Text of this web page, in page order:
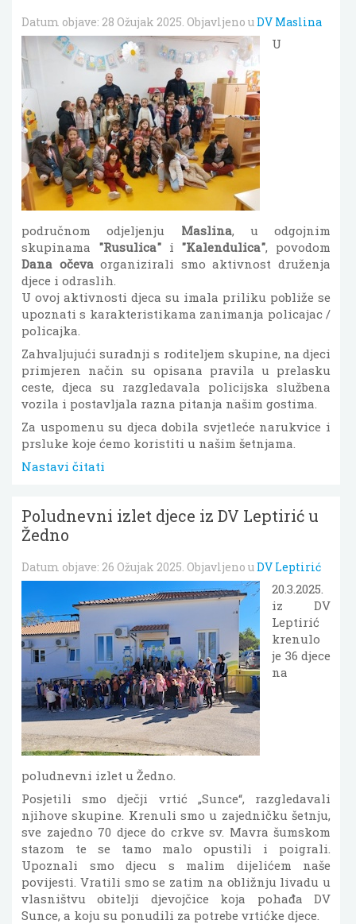
Datum objave: 28 Ožujak 2025. Objavljeno uDV Maslina
U
područnom odjeljenju Maslina, u odgojnim
skupinama "Rusulica"i "Kalendulica", povodom
Dana očevaorganizirali smo aktivnost druženja
djece i odraslih.
U ovoj aktivnosti djeca su imala priliku pobliže se
upoznati s karakteristikama zanimanja policajac /
policajka.
Zahvaljujući suradnji s roditeljem skupine, na djeci
primjeren način su opisana pravila u prelasku
ceste, djeca su razgledavala policijska službena
vozila i postavljala razna pitanja našim gostima.
Za uspomenu su djeca dobila svjetleće narukvice i
prsluke koje ćemo koristiti u našim šetnjama.
Nastavi čitati
Poludnevni izlet djece iz DV Leptirić u
Žedno
Datum objave: 26 Ožujak 2025. Objavljeno uDV Leptirić
20.3.2025.
iz DV
Leptirić
krenulo
je 36 djece
na
poludnevni izlet u Žedno.
Posjetili smo dječji vrtić „Sunce“, razgledavali
njihove skupine. Krenuli smo u zajedničku šetnju,
sve zajedno 70 djece do crkve sv. Mavra šumskom
stazom te se tamo malo opustili i poigrali.
Upoznali smo djecu s malim dijelićem naše
povijesti. Vratili smo se zatim na obližnju livadu u
vlasništvu obitelji djevojčice koja pohađa DV
Sunce, a koju su ponudili za potrebe vrtićke djece.